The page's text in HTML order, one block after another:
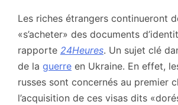
Les riches étrangers continueront
«s’acheter» des documents
rapporte 24Heures. Un sujet clé
de la guerre en Ukraine. En effet,
russes sont concernés au premier
l’acquisition de ces visas dits